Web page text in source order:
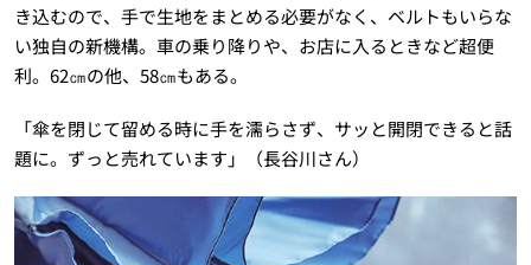
き込むので、手で生地をまとめる必要がなく、ベルトもいらな
い独自の新機構。車の乗り降りや、お店に入るときなど超便
利。62㎝の他、58㎝もある。
「傘を閉じて留める時に手を濡らさず、サッと開閉できると話
題に。ずっと売れています」（長谷川さん）